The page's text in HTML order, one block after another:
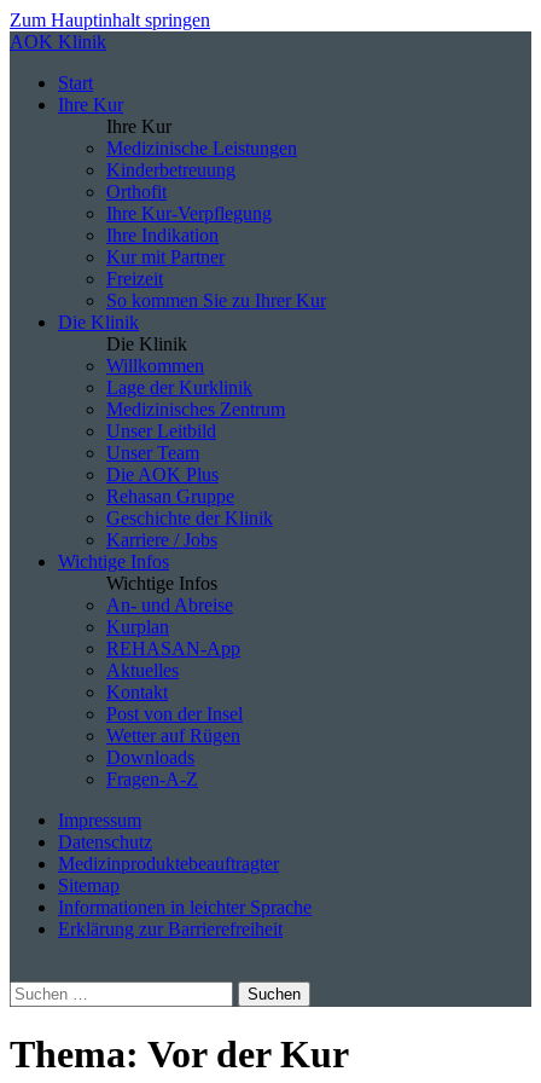
Zum Hauptinhalt springen
AOK Klinik
Start
Ihre Kur
Ihre Kur
Medizinische Leistungen
Kinderbetreuung
Orthofit
Ihre Kur-Verpflegung
Ihre Indikation
Kur mit Partner
Freizeit
So kommen Sie zu Ihrer Kur
Die Klinik
Die Klinik
Willkommen
Lage der Kurklinik
Medizinisches Zentrum
Unser Leitbild
Unser Team
Die AOK Plus
Rehasan Gruppe
Geschichte der Klinik
Karriere / Jobs
Wichtige Infos
Wichtige Infos
An- und Abreise
Kurplan
REHASAN-App
Aktuelles
Kontakt
Post von der Insel
Wetter auf Rügen
Downloads
Fragen-A-Z
Impressum
Datenschutz
Medizinproduktebeauftragter
Sitemap
Informationen in leichter Sprache
Erklärung zur Barrierefreiheit
Suchen
nach:
Thema: Vor der Kur